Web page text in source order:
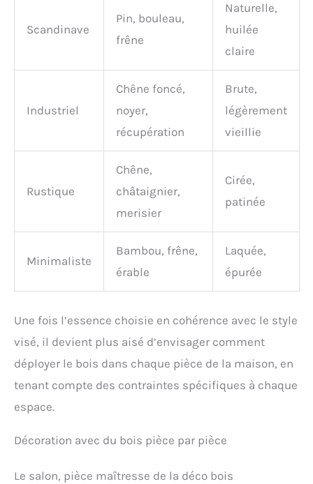
Scandinave
Pin, bouleau,
frêne
Naturelle,
huilée
claire
Industriel
Chêne foncé,
noyer,
récupération
Brute,
légèrement
vieillie
Rustique
Chêne,
châtaignier,
merisier
Cirée,
patinée
Minimaliste
Bambou, frêne,
érable
Laquée,
épurée
Une fois l’essence choisie en cohérence avec le style
visé, il devient plus aisé d’envisager comment
déployer le bois dans chaque pièce de la maison, en
tenant compte des contraintes spécifiques à chaque
espace.
Décoration avec du bois pièce par pièce
Le salon, pièce maîtresse de la déco bois